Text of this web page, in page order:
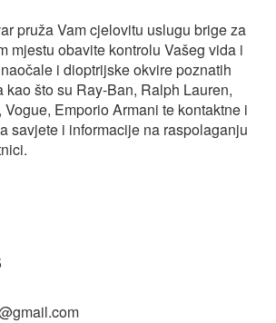
pruža Vam cjelovitu uslugu brige za
mjestu obavite kontrolu Vašeg vida i
i dioptrijske okvire poznatih
kao što su Ray-Ban, Ralph Lauren,
Emporio Armani te kontaktne i
savjete i informacije na raspolaganju